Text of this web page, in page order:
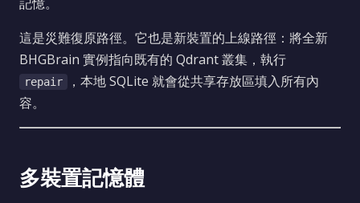
這是災難復原路徑。它也是新裝置的上線路徑：將全新
BHGBrain 實例指向既有的 Qdrant 叢集，執行
repair
，本地 SQLite 就會從共享存放區填入所有內
容。
多裝置記憶體